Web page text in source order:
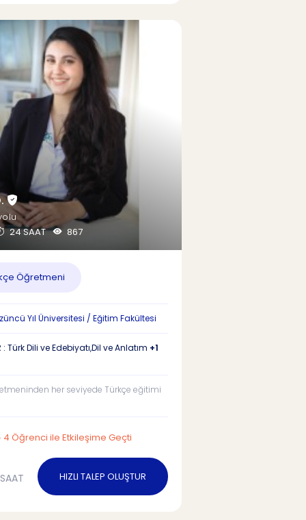
24 SAAT
867
Öğretmeni
Yıl Üniversitesi / Eğitim Fakültesi
: Türk Dili ve Edebiyatı,Dil ve Anlatım +1
her seviyede Türkçe eğitimi
4 Öğrenci ile Etkileşime Geçti
HIZLI TALEP OLUŞTUR